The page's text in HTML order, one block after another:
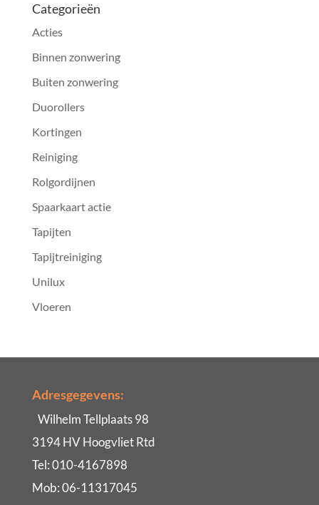
Categorieën
Acties
Binnen zonwering
Buiten zonwering
Duorollers
Kortingen
Reiniging
Rolgordijnen
Spaarkaart actie
Tapijten
Tapijtreiniging
Unilux
Vloeren
Adresgegevens:
Wilhelm Tellplaats 98
3194 HV Hoogvliet Rtd
Tel: 010-4167898
Mob: 06-11317045